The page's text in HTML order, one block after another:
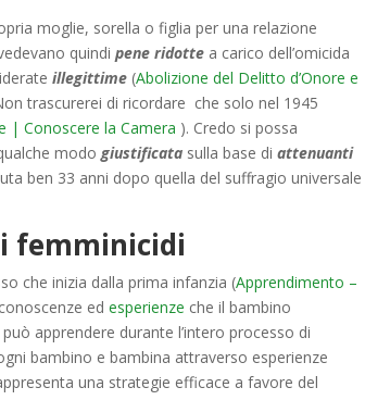
moglie, sorella o figlia per una relazione
quindipene ridotte a carico dell’omicida
illegittime (Abolizione del Delitto d’Onore e
trascurerei di ricordare che solo nel 1945
| Conoscere la Camera ). Credo si possa
modogiustificata sulla base diattenuanti
ben 33 anni dopo quella del suffragio universale
femminicidi
che inizia dalla prima infanzia (Apprendimento –
edesperienze che il bambino
apprendere durante l’intero processo di
bambino e bambina attraverso esperienze
una strategie efficace a favore del